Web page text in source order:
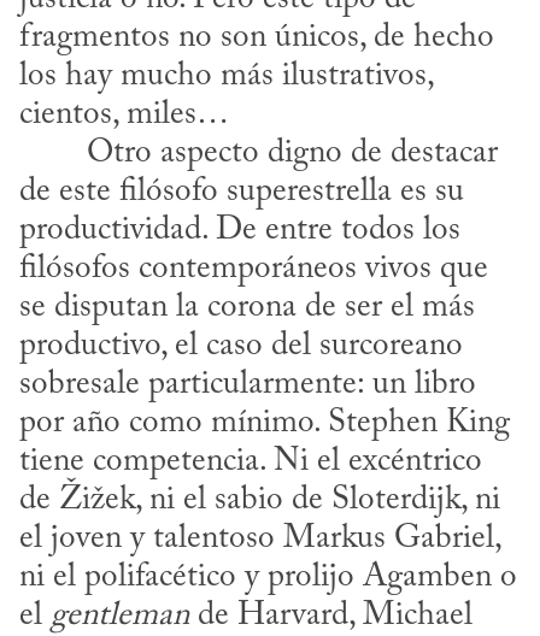
fragmentos no son únicos, de hecho
los hay mucho más ilustrativos,
cientos, miles…
de este filósofo superestrella es su
productividad. De entre todos los
filósofos contemporáneos vivos que
se disputan la corona de ser el más
productivo, el caso del surcoreano
sobresale particularmente: un libro
por año como mínimo. Stephen King
tiene competencia. Ni el excéntrico
de Žižek, ni el sabio de Sloterdijk, ni
el joven y talentoso Markus Gabriel,
ni el polifacético y prolijo Agamben o
el gentleman de Harvard, Michael